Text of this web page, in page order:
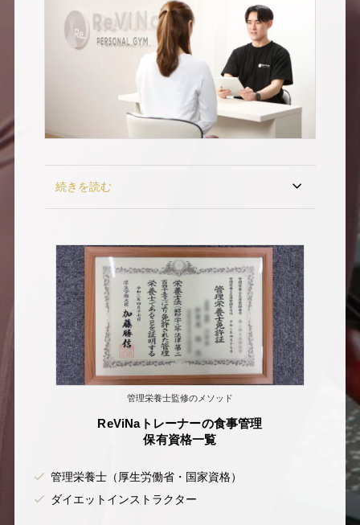
続きを読む
管理栄養士監修のメソッド
ReViNaトレーナーの食事管理
保有資格一覧
管理栄養士（厚生労働省・国家資格）
ダイエットインストラクター